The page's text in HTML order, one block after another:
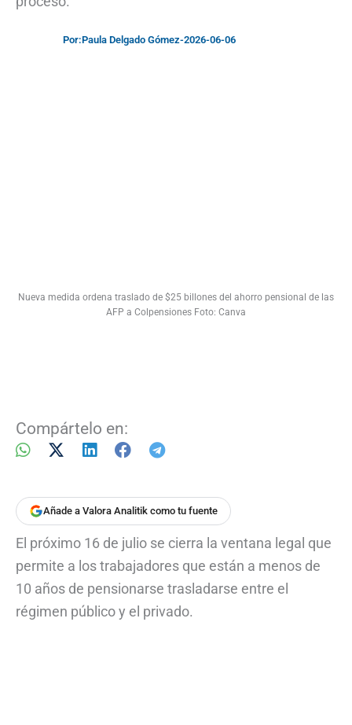
Por:Paula Delgado Gómez-2026-06-06
Nueva medida ordena traslado de $25 billones del ahorro pensional de las
AFP a Colpensiones Foto: Canva
Compártelo en:
Añade a Valora Analitik como tu fuente
El próximo 16 de julio se cierra la ventana legal que
permite a los trabajadores que están a menos de
10 años de pensionarse trasladarse entre el
régimen público y el privado.